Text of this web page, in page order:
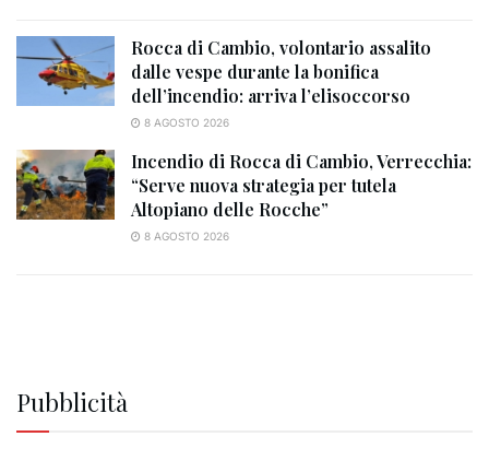
Rocca di Cambio, volontario assalito
dalle vespe durante la bonifica
dell’incendio: arriva l’elisoccorso
8 AGOSTO 2026
Incendio di Rocca di Cambio, Verrecchia:
“Serve nuova strategia per tutela
Altopiano delle Rocche”
8 AGOSTO 2026
Pubblicità